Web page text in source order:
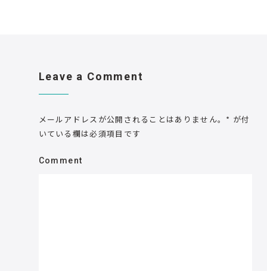
Leave a Comment
メールアドレスが公開されることはありません。 * が付
いている欄は必須項目です
Comment